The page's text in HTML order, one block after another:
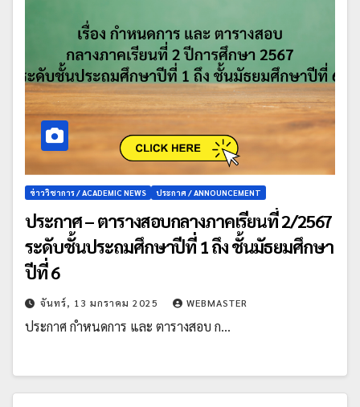
ข่าววิชาการ / ACADEMIC NEWS ประกาศ / ANNOUNCEMENT
ประกาศ – ตารางสอบกลางภาคเรียนที่ 2/2567
ระดับชั้นประถมศึกษาปีที่ 1 ถึง ชั้นมัธยมศึกษา
ปีที่ 6
จันทร์, 13 มกราคม 2025 WEBMASTER
ประกาศ กำหนดการ และ ตารางสอบ ก…